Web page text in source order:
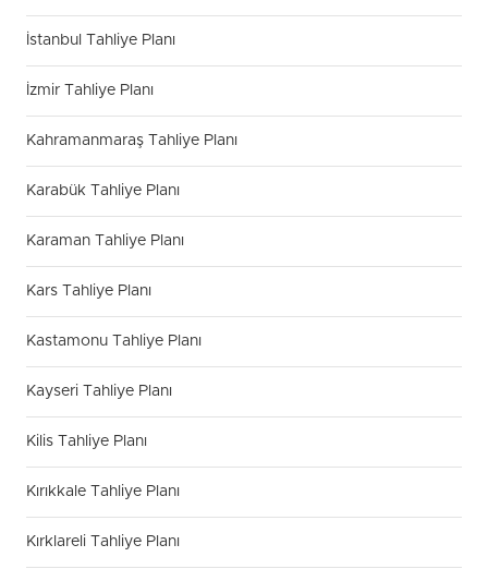
İstanbul Tahliye Planı
İzmir Tahliye Planı
Kahramanmaraş Tahliye Planı
Karabük Tahliye Planı
Karaman Tahliye Planı
Kars Tahliye Planı
Kastamonu Tahliye Planı
Kayseri Tahliye Planı
Kilis Tahliye Planı
Kırıkkale Tahliye Planı
Kırklareli Tahliye Planı